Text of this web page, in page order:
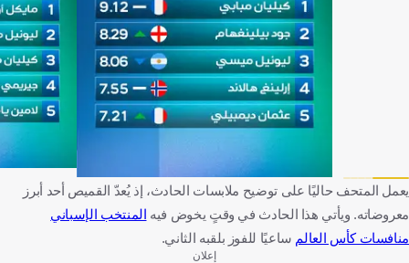
يعمل المتحف حاليًا على توضيح ملابسات الحادث، إذ يُعدّ القميص أحد أبرز
معروضاته. ويأتي هذا الحادث في وقتٍ يخوض فيه المنتخب الإسباني
منافسات كأس العالم ساعيًا للفوز بلقبه الثاني.
إعلان